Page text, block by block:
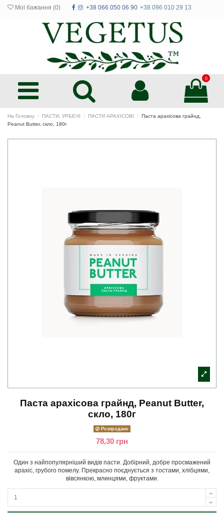
Мої бажання (0) +38 066 050 06 90 +38 096 010 29 13
0
На Головну ПАСТИ, УРБЕЧІ ПАСТИ АРАХІСОВІ
Паста арахісова грайнд,
Peanut Butter, скло, 180г
Паста арахісова грайнд, Peanut Butter,
скло, 180г
Розпродано
78,30 грн
Один з найпопулярніший видів пасти. Добірний, добре просмажений
арахіс, грубого помелу. Прекрасно поєднується з тостами, хлібцями,
вівсянкою, млинцями, фруктами.